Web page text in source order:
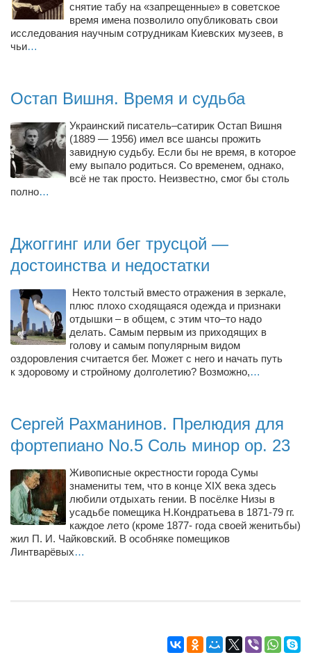
Здоровье
Врач психиатр–нарколог Анплеев А.Б.
Оптика — Медтехника
Кафе, клубы, рестораны
«Винегрет» — демократичный ресторан
«CYCLE GARAGE» — магазин велосипедов
«Книголюб» — супермаркет
Багетный двор
МАГАЗИН СТИХОВ НА ЗАКАЗ
«Павел» — магазин мужской одежды
Туризм
Александр Гвоздик
Александр Кугук
Музыканты
Евгений Касьяненко
Сергей Коноз
Денис Федченко
снятие табу на «запрещенные» в советское
время имена позволило опубликовать свои
исследования научным сотрудникам Киевских музеев, в
чьи…
Остап Вишня. Время и судьба
Украинский писатель–сатирик Остап Вишня
(1889 — 1956) имел все шансы прожить
завидную судьбу. Если бы не время, в которое
ему выпало родиться. Со временем, однако,
всё не так просто. Неизвестно, смог бы столь
полно…
Джоггинг или бег трусцой —
достоинства и недостатки
Некто толстый вместо отражения в зеркале,
плюс плохо сходящаяся одежда и признаки
отдышки – в общем, с этим что–то надо
делать. Самым первым из приходящих в
голову и самым популярным видом
оздоровления считается бег. Может с него и начать путь
к здоровому и стройному долголетию? Возможно,…
Сергей Рахманинов. Прелюдия для
фортепиано No.5 Соль минор op. 23
Живописные окрестности города Сумы
знамениты тем, что в конце XIX века здесь
любили отдыхать гении. В посёлке Низы в
усадьбе помещика Н.Кондратьева в 1871-79 гг.
каждое лето (кроме 1877- года своей женитьбы)
жил П. И. Чайковский. В особняке помещиков
Линтварёвых…